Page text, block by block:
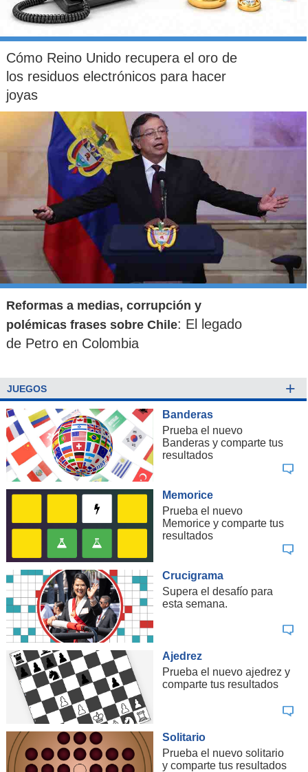
Cómo Reino Unido recupera el oro de
los residuos electrónicos para hacer
joyas
Reformas a medias, corrupción y
polémicas frases sobre Chile: El legado
de Petro en Colombia
JUEGOS +
Banderas
Prueba el nuevo
Banderas y comparte tus
resultados
Memorice
Prueba el nuevo
Memorice y comparte tus
resultados
Crucigrama
Supera el desafío para
esta semana.
Ajedrez
Prueba el nuevo ajedrez y
comparte tus resultados
Solitario
Prueba el nuevo solitario
y comparte tus resultados